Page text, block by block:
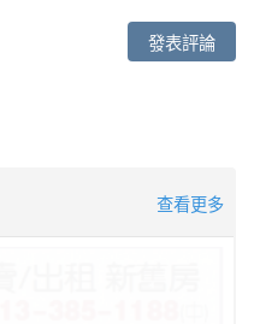
發表評論
查看更多